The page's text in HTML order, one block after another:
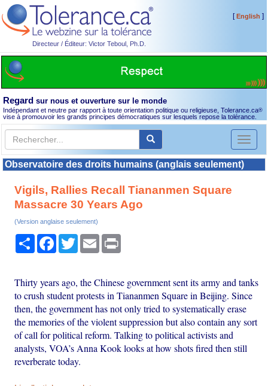
Directeur / Éditeur: Victor Teboul, Ph.D.
[English ]
Regard sur nous et ouverture sur le monde
Indépendant et neutre par rapport à toute orientation politique ou religieuse, Tolerance.ca®
vise à promouvoir les grands principes démocratiques sur lesquels repose la tolérance.
Toggle
Observatoire des droits humains (anglais seulement)
Vigils, Rallies Recall Tiananmen Square
Massacre 30 Years Ago
(Version anglaise seulement)
PartagerFacebook
TwitterEmail
Thirty years ago, the Chinese government sent its army and tanks
to crush student protests in Tiananmen Square in Beijing. Since
then, the government has not only tried to systematically erase
the memories of the violent suppression but also contain any sort
of call for political reform. Talking to political activists and
analysts, VOA’s Anna Kook looks at how shots fired then still
reverberate today.